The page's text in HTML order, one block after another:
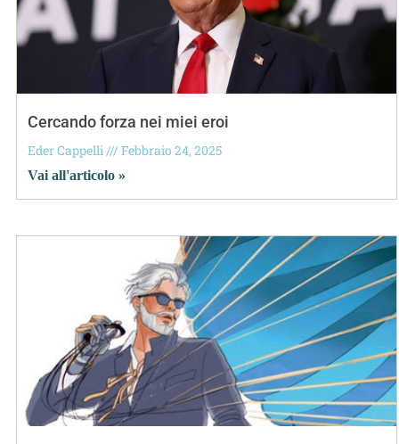
Cercando forza nei miei eroi
Eder Cappelli Febbraio 24, 2025
Vai all'articolo »